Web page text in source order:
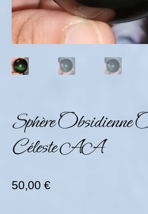
Avis clients
Mon compte
Panier
Sphère Obsidienne
Céleste AA
50,00 €